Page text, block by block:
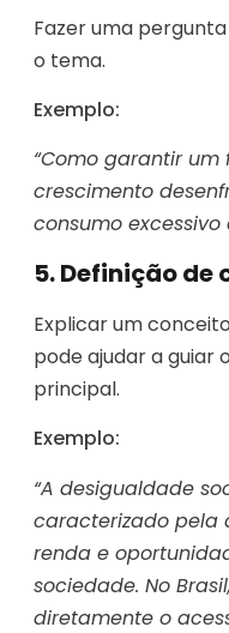
Fazer uma
o tema.
Exemplo:
“Como garantir
crescimento
consumo excessivo
5. Definição de
Explicar um
pode ajudar a guiar
principal.
Exemplo:
“A desigualdade
caracterizado pela
renda e
sociedade. No
diretamente o